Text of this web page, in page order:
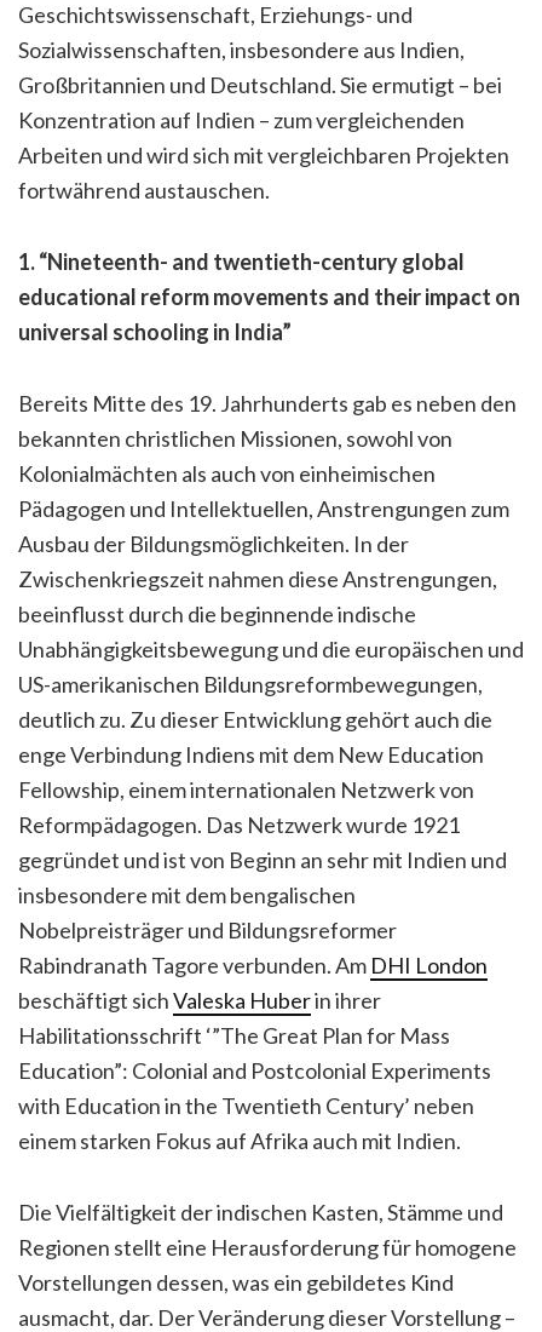
Geschichtswissenschaft, Erziehungs- und
Sozialwissenschaften, insbesondere aus Indien,
Großbritannien und Deutschland. Sie ermutigt – bei
Konzentration auf Indien – zum vergleichenden
Arbeiten und wird sich mit vergleichbaren Projekten
fortwährend austauschen.
1. “Nineteenth- and twentieth-century global
educational reform movements and their impact on
universal schooling in India”
Bereits Mitte des 19. Jahrhunderts gab es neben den
bekannten christlichen Missionen, sowohl von
Kolonialmächten als auch von einheimischen
Pädagogen und Intellektuellen, Anstrengungen zum
Ausbau der Bildungsmöglichkeiten. In der
Zwischenkriegszeit nahmen diese Anstrengungen,
beeinflusst durch die beginnende indische
Unabhängigkeitsbewegung und die europäischen und
US-amerikanischen Bildungsreformbewegungen,
deutlich zu. Zu dieser Entwicklung gehört auch die
enge Verbindung Indiens mit dem New Education
Fellowship, einem internationalen Netzwerk von
Reformpädagogen. Das Netzwerk wurde 1921
gegründet und ist von Beginn an sehr mit Indien und
insbesondere mit dem bengalischen
Nobelpreisträger und Bildungsreformer
Rabindranath Tagore verbunden. Am DHI London
beschäftigt sichValeska Huberin ihrer
Habilitationsschrift ‘”The Great Plan for Mass
Education”: Colonial and Postcolonial Experiments
with Education in the Twentieth Century’ neben
einem starken Fokus auf Afrika auch mit Indien.
Die Vielfältigkeit der indischen Kasten, Stämme und
Regionen stellt eine Herausforderung für homogene
Vorstellungen dessen, was ein gebildetes Kind
ausmacht, dar. Der Veränderung dieser Vorstellung –